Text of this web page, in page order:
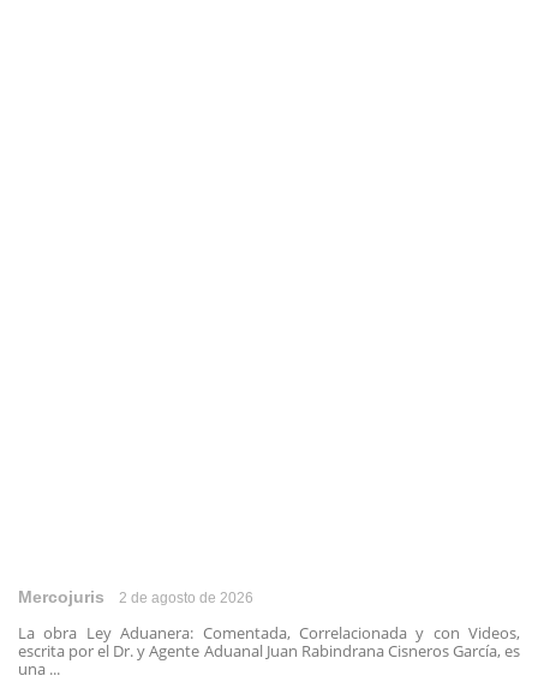
Mercojuris 2 de agosto de 2026
La obra Ley Aduanera: Comentada, Correlacionada y con Videos,
escrita por el Dr. y Agente Aduanal Juan Rabindrana Cisneros García, es
una ...